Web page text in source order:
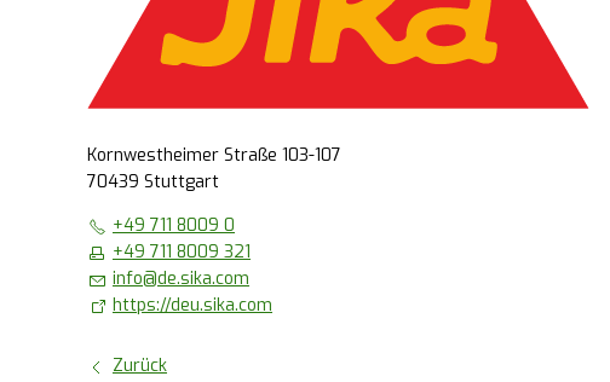
Kornwestheimer Straße 103-107
70439 Stuttgart
+49 711 8009 0
+49 711 8009 321
info@de.sika.com
https://deu.sika.com
Zurück